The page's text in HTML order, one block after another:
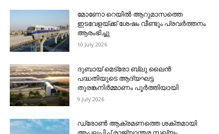
മോണോ റെയില്‍ ആറുമാസത്തെ
ഇടവേളയ്ക്ക് ശേഷം വീണ്ടും പ്രവര്‍ത്തനം
ആരംഭിച്ചു
10 July 2026
ദുബായ് മെട്രോ ബ്ലു ലൈന്‍
പദ്ധതിയുടെ ആദ്യഘട്ട
തുരങ്കനിര്‍മ്മാണം പൂര്‍ത്തിയായി
9 July 2026
ഡ്രോണ്‍ ആക്രമണത്തെ ശക്തമായി